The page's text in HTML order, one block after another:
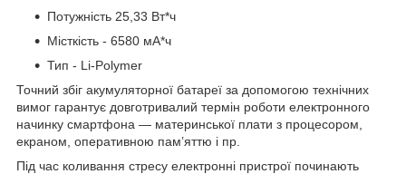
Потужність 25,33 Вт*ч
Місткість - 6580 мА*ч
Тип - Li-Polymer
Точний збіг акумуляторної батареї за допомогою технічних
вимог гарантує довготривалий термін роботи електронного
начинку смартфона — материнської плати з процесором,
екраном, оперативною пам’яттю і пр.
Під час коливання стресу електронні пристрої починають